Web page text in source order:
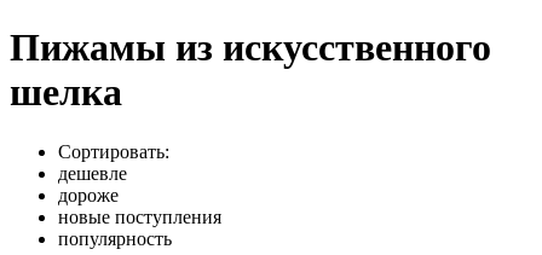
Пижамы из искусственного
шелка
Сортировать:
дешевле
дороже
новые поступления
популярность